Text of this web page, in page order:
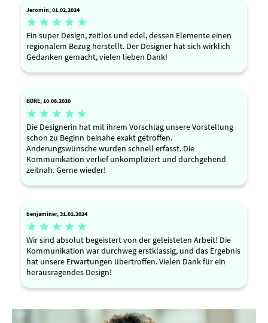
Jeromin, 01.02.2024
    
Ein super Design, zeitlos und edel, dessen Elemente einen
regionalem Bezug herstellt. Der Designer hat sich wirklich
Gedanken gemacht, vielen lieben Dank!
BDRE, 10.08.2020
    
Die Designerin hat mit ihrem Vorschlag unsere Vorstellung
schon zu Beginn beinahe exakt getroffen.
Änderungswünsche wurden schnell erfasst. Die
Kommunikation verlief unkompliziert und durchgehend
zeitnah. Gerne wieder!
benjaminer, 31.01.2024
    
Wir sind absolut begeistert von der geleisteten Arbeit! Die
Kommunikation war durchweg erstklassig, und das Ergebnis
hat unsere Erwartungen übertroffen. Vielen Dank für ein
herausragendes Design!